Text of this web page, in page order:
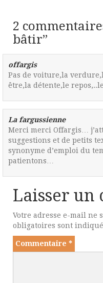
2
bâtir”
offargis
Pas de voiture,la
être,la détente,le
La fargussienne
Merci merci Offargis…
suggestions et de petits
synonyme d’emploi du
patientons…
Laisser un
Votre adresse e-mail ne
obligatoires sont
Commentaire *